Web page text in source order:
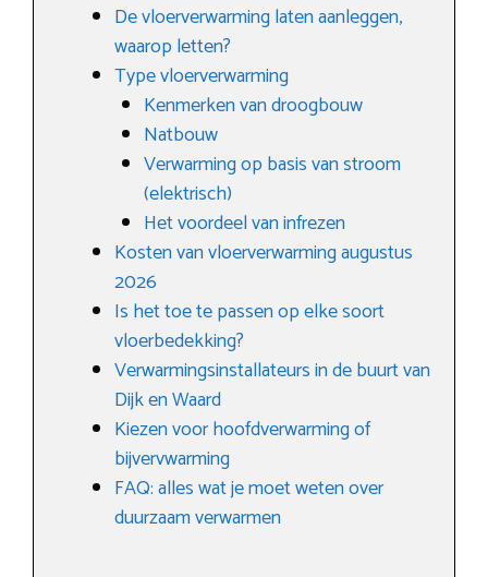
De vloerverwarming laten aanleggen,
waarop letten?
Type vloerverwarming
Kenmerken van droogbouw
Natbouw
Verwarming op basis van stroom
(elektrisch)
Het voordeel van infrezen
Kosten van vloerverwarming augustus
2026
Is het toe te passen op elke soort
vloerbedekking?
Verwarmingsinstallateurs in de buurt van
Dijk en Waard
Kiezen voor hoofdverwarming of
bijvervwarming
FAQ: alles wat je moet weten over
duurzaam verwarmen